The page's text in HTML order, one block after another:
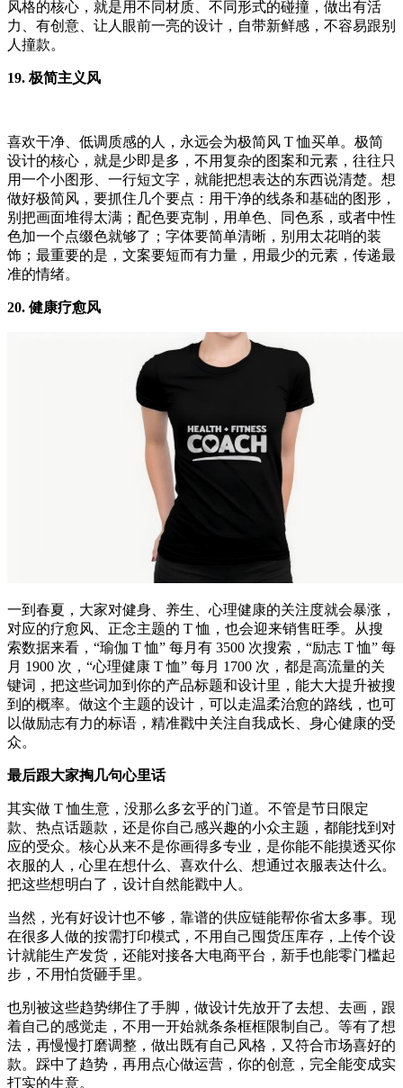
风格的核心，就是用不同材质、不同形式的碰撞，做出有活
力、有创意、让人眼前一亮的设计，自带新鲜感，不容易跟别
人撞款。
19. 极简主义风
喜欢干净、低调质感的人，永远会为极简风 T 恤买单。极简
设计的核心，就是少即是多，不用复杂的图案和元素，往往只
用一个小图形、一行短文字，就能把想表达的东西说清楚。想
做好极简风，要抓住几个要点：用干净的线条和基础的图形，
别把画面堆得太满；配色要克制，用单色、同色系，或者中性
色加一个点缀色就够了；字体要简单清晰，别用太花哨的装
饰；最重要的是，文案要短而有力量，用最少的元素，传递最
准的情绪。
20. 健康疗愈风
一到春夏，大家对健身、养生、心理健康的关注度就会暴涨，
对应的疗愈风、正念主题的 T 恤，也会迎来销售旺季。从搜
索数据来看，“瑜伽 T 恤” 每月有 3500 次搜索，“励志 T 恤” 每
月 1900 次，“心理健康 T 恤” 每月 1700 次，都是高流量的关
键词，把这些词加到你的产品标题和设计里，能大大提升被搜
到的概率。做这个主题的设计，可以走温柔治愈的路线，也可
以做励志有力的标语，精准戳中关注自我成长、身心健康的受
众。
最后跟大家掏几句心里话
其实做 T 恤生意，没那么多玄乎的门道。不管是节日限定
款、热点话题款，还是你自己感兴趣的小众主题，都能找到对
应的受众。核心从来不是你画得多专业，是你能不能摸透买你
衣服的人，心里在想什么、喜欢什么、想通过衣服表达什么。
把这些想明白了，设计自然能戳中人。
当然，光有好设计也不够，靠谱的供应链能帮你省太多事。现
在很多人做的按需打印模式，不用自己囤货压库存，上传个设
计就能生产发货，还能对接各大电商平台，新手也能零门槛起
步，不用怕货砸手里。
也别被这些趋势绑住了手脚，做设计先放开了去想、去画，跟
着自己的感觉走，不用一开始就条条框框限制自己。等有了想
法，再慢慢打磨调整，做出既有自己风格，又符合市场喜好的
款。踩中了趋势，再用点心做运营，你的创意，完全能变成实
打实的生意。